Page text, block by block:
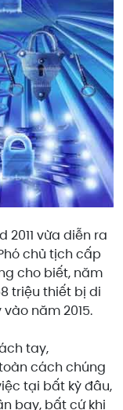
2011 vừa diễn ra
chủ tịch cấp
cho biết, năm
triệu thiết bị di
năm 2015.
tay,
cách chúng
tại bất kỳ đâu,
bay, bất cứ khi